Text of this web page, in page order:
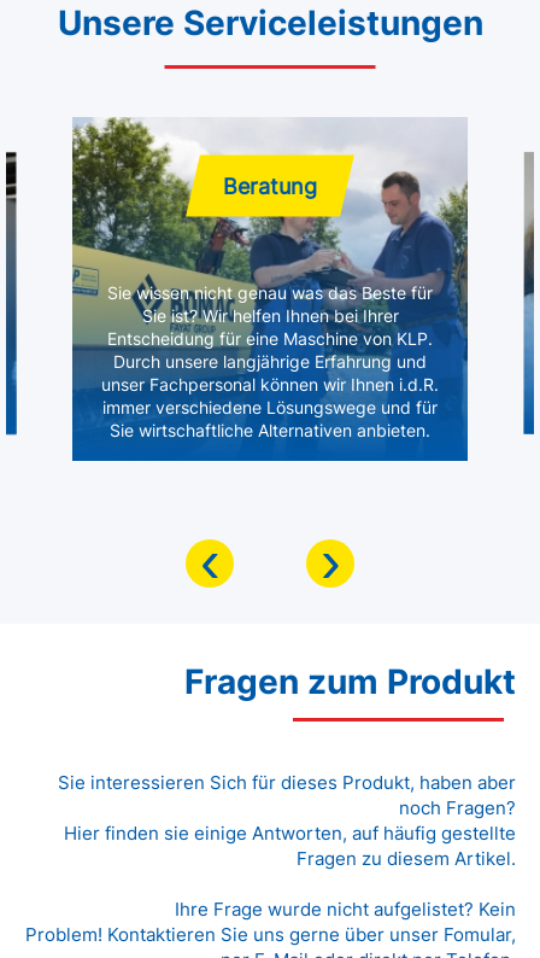
Unsere Serviceleistungen
Beratung
Sie wissen nicht genau was das Beste für
Sie ist? Wir helfen Ihnen bei Ihrer
Entscheidung für eine Maschine von KLP.
Durch unsere langjährige Erfahrung und
unser Fachpersonal können wir Ihnen i.d.R.
immer verschiedene Lösungswege und für
Sie wirtschaftliche Alternativen anbieten.
‹ ›
Fragen zum Produkt
Sie interessieren Sich für dieses Produkt, haben aber
noch Fragen?
Hier finden sie einige Antworten, auf häufig gestellte
Fragen zu diesem Artikel.
Ihre Frage wurde nicht aufgelistet? Kein
Problem! Kontaktieren Sie uns gerne über unser Fomular,